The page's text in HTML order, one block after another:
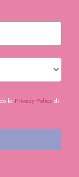
la Privacy Policydi